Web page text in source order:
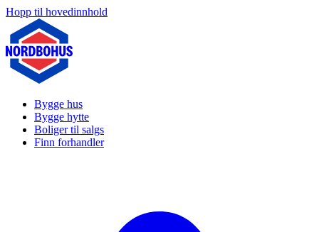
Hopp til hovedinnhold
Bygge hus
Bygge hytte
Boliger til salgs
Finn forhandler